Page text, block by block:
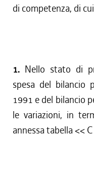
di competenza, di
1. Nello stato di
spesa del bilancio
1991 e del bilancio
le variazioni, in
annessa tabella <<